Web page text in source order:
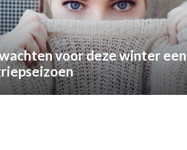
voor deze winter een